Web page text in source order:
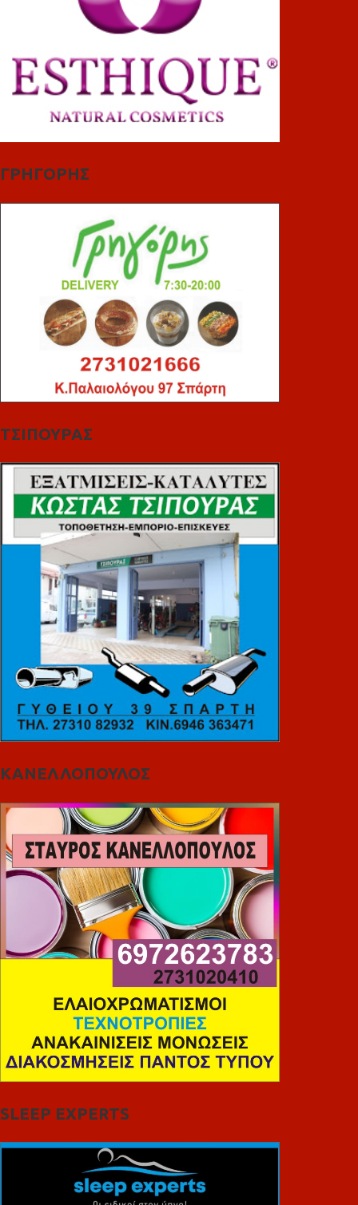
ΓΡΗΓΟΡΗΣ
ΤΣΙΠΟΥΡΑΣ
ΚΑΝΕΛΛΟΠΟΥΛΟΣ
SLEEP EXPERTS